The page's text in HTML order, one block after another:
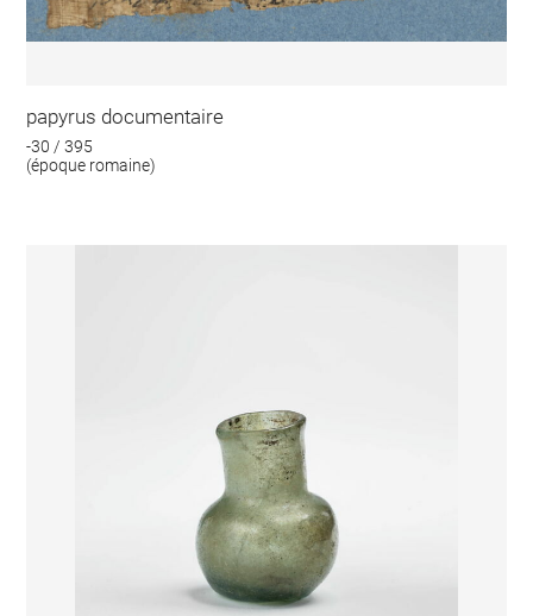
papyrus documentaire
-30 / 395
(époque romaine)